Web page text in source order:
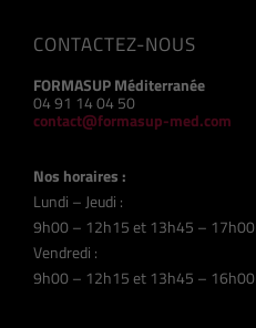
CONTACTEZ-NOUS
FORMASUP Méditerranée
04 91 14 04 50
contact@formasup-med.com
Nos horaires :
Lundi – Jeudi :
9h00 – 12h15 et 13h45 – 17h00
Vendredi :
9h00 – 12h15 et 13h45 – 16h00